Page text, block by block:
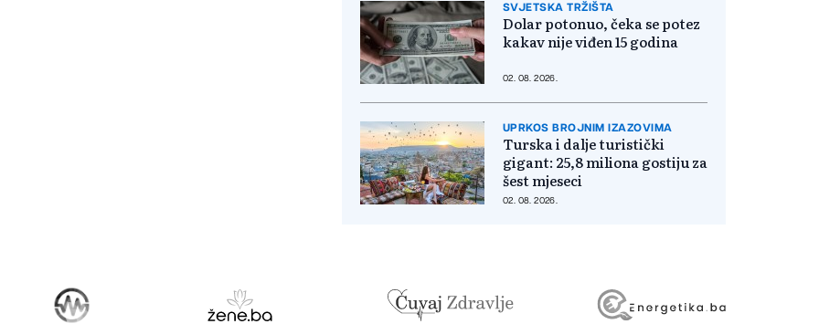
SVJETSKA TRŽIŠTA
Dolar potonuo, čeka se potez
kakav nije viđen 15 godina
02. 08. 2026.
UPRKOS BROJNIM IZAZOVIMA
Turska i dalje turistički
gigant: 25,8 miliona gostiju za
šest mjeseci
02. 08. 2026.